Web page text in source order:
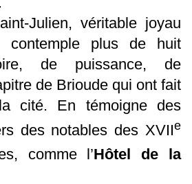
Julien, véritable joyau
contemple plus de huit
de puissance, de
de Brioude qui ont fait
cité. En témoigne des
des notables des XVIIe
comme l’Hôtel de la